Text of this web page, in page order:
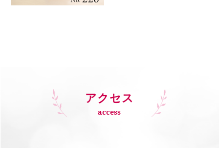
アクセス
access